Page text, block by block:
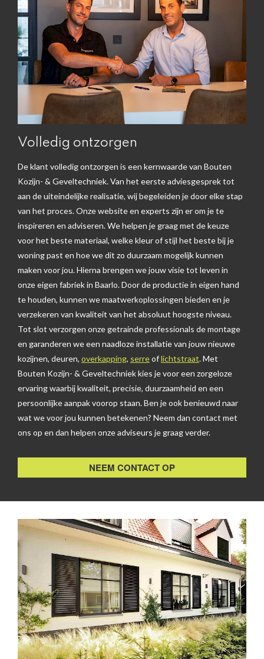
Volledig ontzorgen
De klant volledig ontzorgen is een kernwaarde van Bouten
Kozijn- & Geveltechniek. Van het eerste adviesgesprek tot
aan de uiteindelijke realisatie, wij begeleiden je door elke stap
van het proces. Onze website en experts zijn er om je te
inspireren en adviseren. We helpen je graag met de keuze
voor het beste materiaal, welke kleur of stijl het beste bij je
woning past en hoe we dit zo duurzaam mogelijk kunnen
maken voor jou. Hierna brengen we jouw visie tot leven in
onze eigen fabriek in Baarlo. Door de productie in eigen hand
te houden, kunnen we maatwerkoplossingen bieden en je
verzekeren van kwaliteit van het absoluut hoogste niveau.
Tot slot verzorgen onze getrainde professionals de montage
en garanderen we een naadloze installatie van jouw nieuwe
kozijnen, deuren, overkapping, serreoflichtstraat. Met
Bouten Kozijn- & Geveltechniek kies je voor een zorgeloze
ervaring waarbij kwaliteit, precisie, duurzaamheid en een
persoonlijke aanpak voorop staan. Ben je ook benieuwd naar
wat we voor jou kunnen betekenen? Neem dan contact met
ons op en dan helpen onze adviseurs je graag verder.
NEEM CONTACT OP